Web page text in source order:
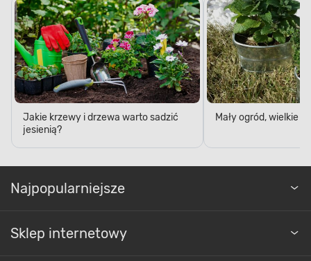
Jakie krzewy i drzewa warto sadzić
jesienią?
Mały ogród, wielkie
Najpopularniejsze
Sklep internetowy